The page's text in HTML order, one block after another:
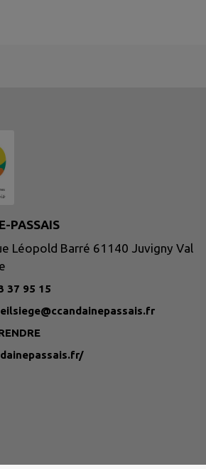
PASSAIS
Léopold Barré 61140 Juvigny Val
37 95 15